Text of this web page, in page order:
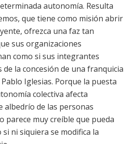
autonomía. Resulta
que tiene como misión abrir
ofrezca una faz tan
sus organizaciones
como si sus integrantes
la concesión de una franquicia
Iglesias. Porque la puesta
colectiva afecta
albedrío de las personas
parece muy creíble que pueda
ni siquiera se modifica la